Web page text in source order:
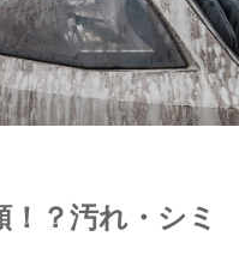
？汚れ・シミ